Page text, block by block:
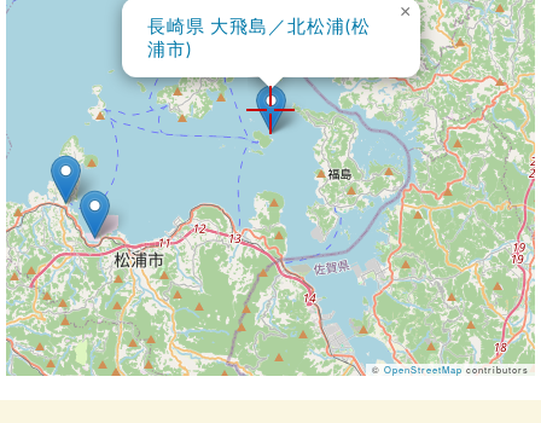
長崎県 大飛島／北松浦(松
浦市)
×
© OpenStreetMap contributors